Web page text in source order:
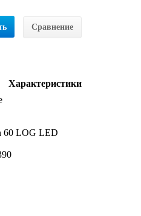
Сравнение
Характеристики
60 LOG LED